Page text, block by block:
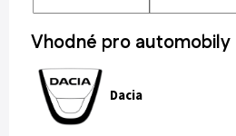
Vhodné pro automobily
Dacia